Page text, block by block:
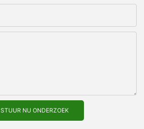
STUUR NU ONDERZOEK